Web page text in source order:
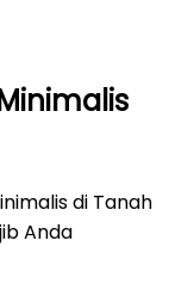
di Tanah
Anda